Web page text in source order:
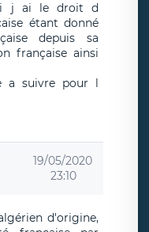
j ai le droit d
étant donné
depuis sa
française ainsi
a suivre pour l
19/05/2020
23:10
d'origine,